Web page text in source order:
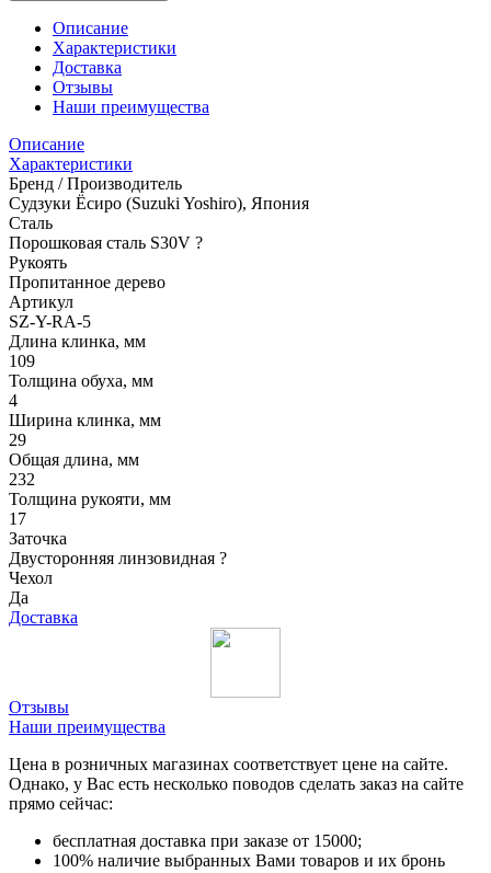
Описание
Характеристики
Доставка
Отзывы
Наши преимущества
Описание
Характеристики
Бренд / Производитель
Судзуки Ёсиро (Suzuki Yoshiro), Япония
Сталь
Порошковая сталь S30V ?
Рукоять
Пропитанное дерево
Артикул
SZ-Y-RA-5
Длина клинка, мм
109
Толщина обуха, мм
4
Ширина клинка, мм
29
Общая длина, мм
232
Толщина рукояти, мм
17
Заточка
Двусторонняя линзовидная ?
Чехол
Да
Доставка
Отзывы
Наши преимущества
Цена в розничных магазинах соответствует цене на сайте.
Однако, у Вас есть несколько поводов сделать заказ на сайте
прямо сейчас:
бесплатная доставка при заказе от 15000;
100% наличие выбранных Вами товаров и их бронь